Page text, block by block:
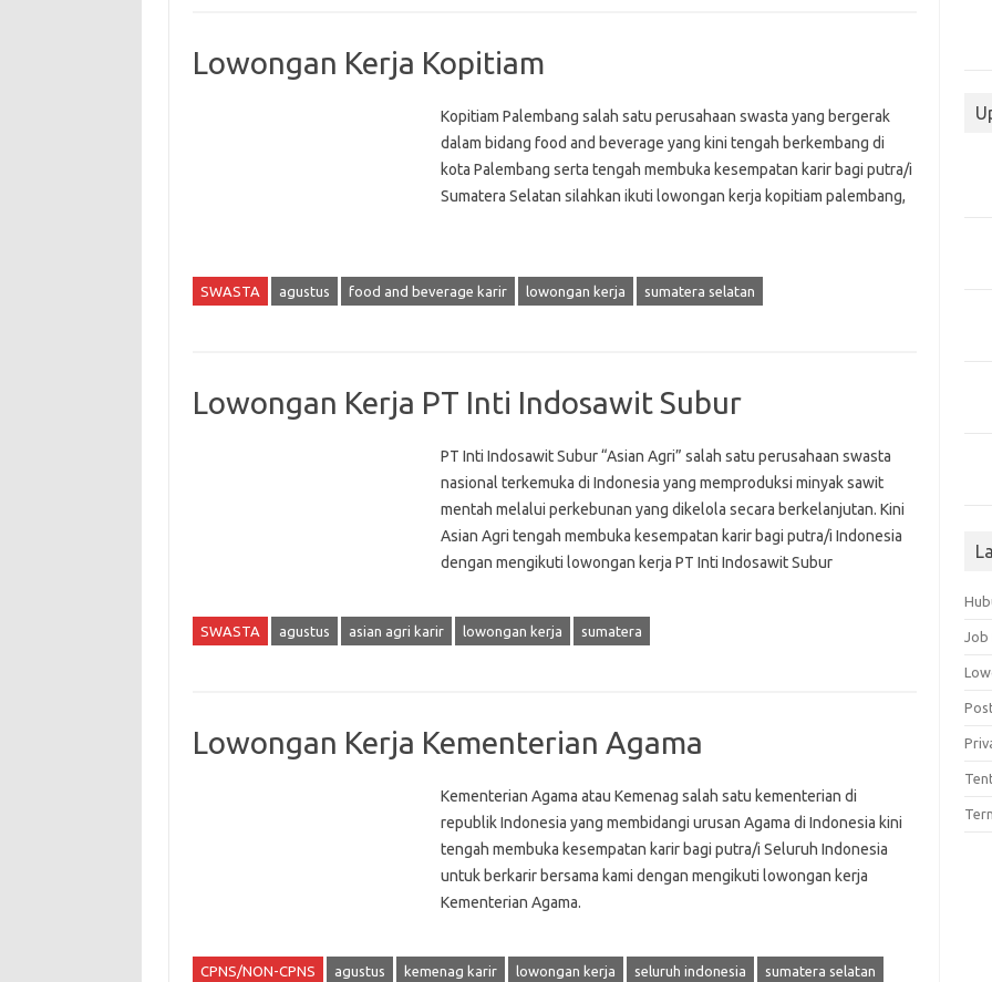
Lowongan Kerja Kopitiam
Kopitiam Palembang salah satu perusahaan swasta yang bergerak
dalam bidang food and beverage yang kini tengah berkembang di
kota Palembang serta tengah membuka kesempatan karir bagi putra/i
Sumatera Selatan silahkan ikuti lowongan kerja kopitiam palembang,
SWASTA agustus food and beverage karir lowongan kerja sumatera selatan
Lowongan Kerja PT Inti Indosawit Subur
PT Inti Indosawit Subur “Asian Agri” salah satu perusahaan swasta
nasional terkemuka di Indonesia yang memproduksi minyak sawit
mentah melalui perkebunan yang dikelola secara berkelanjutan. Kini
Asian Agri tengah membuka kesempatan karir bagi putra/i Indonesia
dengan mengikuti lowongan kerja PT Inti Indosawit Subur
SWASTA agustus asian agri karir lowongan kerja sumatera
Lowongan Kerja Kementerian Agama
Kementerian Agama atau Kemenag salah satu kementerian di
republik Indonesia yang membidangi urusan Agama di Indonesia kini
tengah membuka kesempatan karir bagi putra/i Seluruh Indonesia
untuk berkarir bersama kami dengan mengikuti lowongan kerja
Kementerian Agama.
CPNS/NON-CPNS agustus kemenag karir lowongan kerja seluruh indonesia sumatera selatan